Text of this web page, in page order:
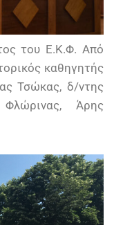
του Ε.Κ.Φ. Από
καθηγητής
Τσώκας, δ/ντης
Άρης